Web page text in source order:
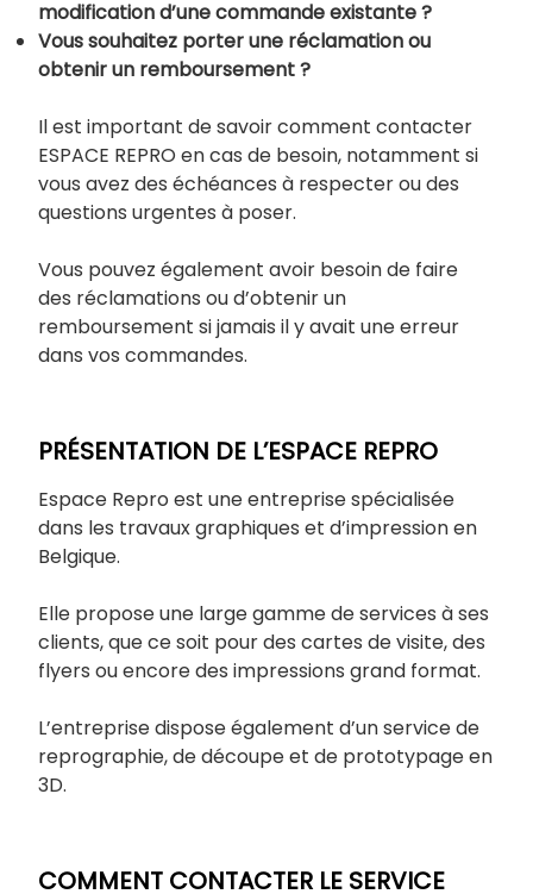
modification d’une commande existante ?
Vous souhaitez porter une réclamation ou
obtenir un remboursement ?
Il est important de savoir comment contacter
ESPACE REPRO en cas de besoin, notamment si
vous avez des échéances à respecter ou des
questions urgentes à poser.
Vous pouvez également avoir besoin de faire
des réclamations ou d’obtenir un
remboursement si jamais il y avait une erreur
dans vos commandes.
PRÉSENTATION DE L’ESPACE REPRO
Espace Repro est une entreprise spécialisée
dans les travaux graphiques et d’impression en
Belgique.
Elle propose une large gamme de services à ses
clients, que ce soit pour des cartes de visite, des
flyers ou encore des impressions grand format.
L’entreprise dispose également d’un service de
reprographie, de découpe et de prototypage en
3D.
COMMENT CONTACTER LE SERVICE